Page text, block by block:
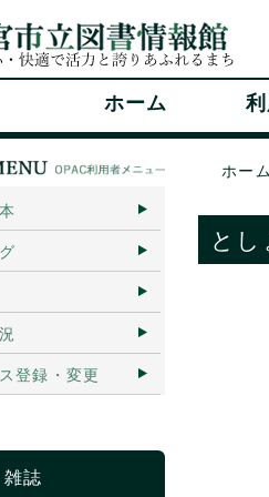
ホーム
ホーム
と
登録・変更
雑誌